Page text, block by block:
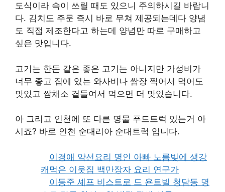
도식이라 속이 쓰릴 때도 있으니 주의하시길 바랍니
다. 김치도 주문 즉시 바로 무쳐 제공되는데다 양념
도 직접 제조한다고 하는데 양념만 따로 구매하고
싶은 맛입니다.
고기는 한돈 같은 좋은 고기는 아니지만 가성비가
너무 좋고 집에 있는 와사비나 쌈장 찍어서 먹어도
맛있고 쌈채소 곁들여서 먹으면 더 맛있습니다.
아 그리고 인천에 또 다른 명물 푸드트럭 있는거 아
시죠? 바로 인천 순대리아 순대트럭 입니다.
이경애 약선요리 명인 아빠 노름빚에 생강
캐먹은 이웃집 백만장자 요리 연구가
이동준 셰프 비스트로 드 욘트빌 청담동 명